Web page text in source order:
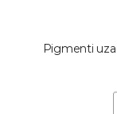
Pigmenti